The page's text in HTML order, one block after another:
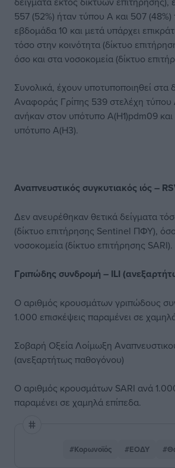
557 (52%) ήταν τύπου Α και 507
εβδομάδα 10 και μετά υπάρχει
τόσο στην κοινότητα (δίκτυο
όσο και στα νοσοκομεία (δίκτυο
Συνολικά, έχουν υποτυποποιηθεί στα
Αναφοράς Γρίπης 539 στελέχη τύπου
ανήκαν στον υπότυπο Α(Η1)pdm09 και
υπότυπο Α(Η3).
Αναπνευστικός συγκυτιακός ιός –
Δεν ανευρέθηκαν θετικά δείγματα
(δίκτυο επιτήρησης Sentinel ΠΦΥ),
νοσοκομεία (δίκτυο επιτήρησης SARI).
Γριπώδης συνδρομή – ILI
Ο αριθμός κρουσμάτων γριπώδους
1.000 επισκέψεις παραμένει σε
Σοβαρή Οξεία Λοίμωξη
(ανεξαρτήτως παθογόνου)
Ο αριθμός κρουσμάτων SARI ανά
παραμένει σε χαμηλά επίπεδα.
#Κορωνοϊός #ΕΟΔΥ